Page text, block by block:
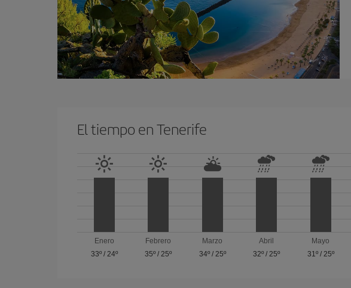
El tiempo en Tenerife
Enero
33º/ 24º
Febrero
35º /25º
Marzo
34º/ 25º
Abril
32º /25º
Mayo
31º/ 25º